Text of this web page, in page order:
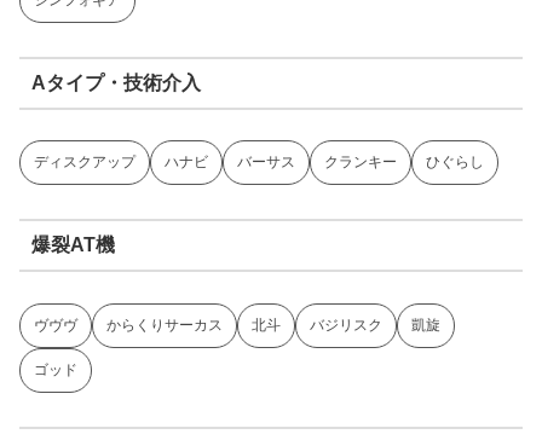
Aタイプ・技術介入
ディスクアップ ハナビ バーサス クランキー ひぐらし
爆裂AT機
ヴヴヴ からくりサーカス 北斗 バジリスク 凱旋
ゴッド